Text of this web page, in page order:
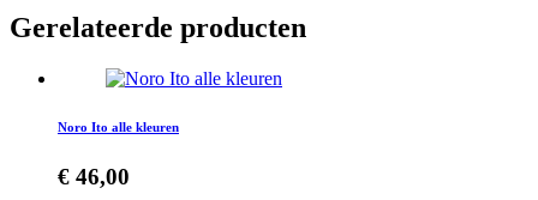
Gerelateerde producten
Noro Ito alle kleuren
€ 46,00